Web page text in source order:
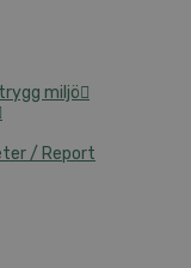
miljö
/ Report